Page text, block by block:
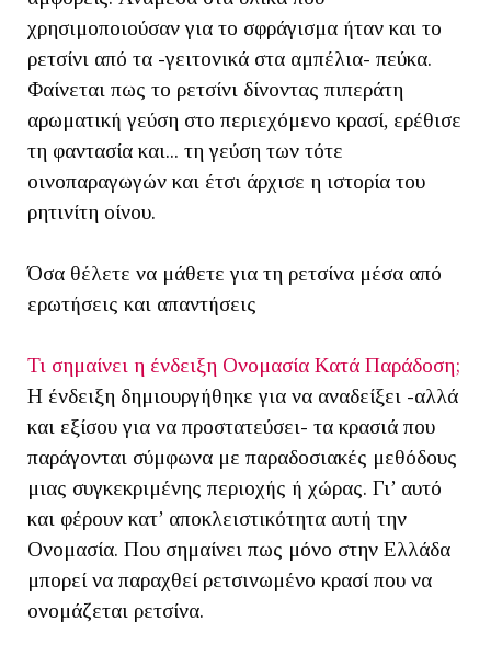
χρησιμοποιούσαν για το σφράγισμα ήταν και το
ρετσίνι από τα -γειτονικά στα αμπέλια- πεύκα.
Φαίνεται πως το ρετσίνι δίνοντας πιπεράτη
αρωματική γεύση στο περιεχόμενο κρασί, ερέθισε
τη φαντασία και... τη γεύση των τότε
οινοπαραγωγών και έτσι άρχισε η ιστορία του
ρητινίτη οίνου.
Όσα θέλετε να μάθετε για τη ρετσίνα μέσα από
ερωτήσεις και απαντήσεις
Τι σημαίνει η ένδειξη Ονομασία Κατά Παράδοση;
Η ένδειξη δημιουργήθηκε για να αναδείξει -αλλά
και εξίσου για να προστατεύσει- τα κρασιά που
παράγονται σύμφωνα με παραδοσιακές μεθόδους
μιας συγκεκριμένης περιοχής ή χώρας. Γι’ αυτό
και φέρουν κατ’ αποκλειστικότητα αυτή την
Ονομασία. Που σημαίνει πως μόνο στην Ελλάδα
μπορεί να παραχθεί ρετσινωμένο κρασί που να
ονομάζεται ρετσίνα.